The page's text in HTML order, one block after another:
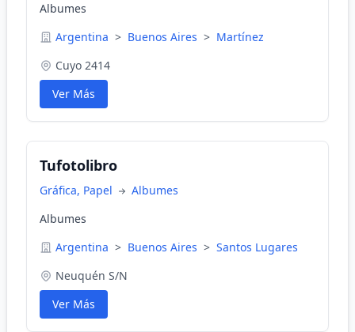
Albumes
Argentina > Buenos Aires > Martínez
Cuyo 2414
Ver Más
Tufotolibro
Gráfica, Papel
Albumes
Albumes
Argentina > Buenos Aires > Santos Lugares
Neuquén S/N
Ver Más